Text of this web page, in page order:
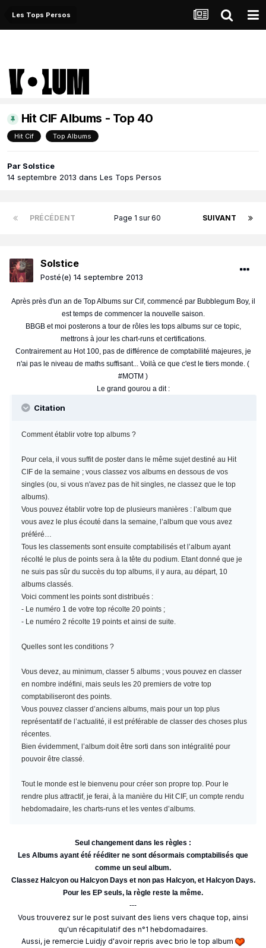
Les Tops Persos
Hit CIF Albums - Top 40
Hit Cif Top Albums
Par Solstice
14 septembre 2013 dans Les Tops Persos
PRÉCÉDENT SUIVANT
Page 1 sur 60
Solstice
Posté(e) 14 septembre 2013
Après près d'un an de Top Albums sur Cif, commencé par Bubblegum Boy, il
est temps de commencer la nouvelle saison.
BBGB et moi posterons a tour de rôles les tops albums sur ce topic,
mettrons à jour les chart-runs et certifications.
Contrairement au Hot 100, pas de différence de comptabilité majeures, je
n'ai pas le niveau de maths suffisant... Voilà ce que c'est le tiers monde. (
#MOTM )
Le grand gourou a dit :
Citation
Comment établir votre top albums ?
Pour cela, il vous suffit de poster dans le même sujet destiné au Hit
CIF de la semaine ; vous classez vos albums en dessous de vos
singles (ou, si vous n'avez pas de hit singles, ne classez que le top
albums).
Vous pouvez établir votre top de plusieurs manières : l’album que
vous avez le plus écouté dans la semaine, l’album que vous avez
préféré…
Tous les classements sont ensuite comptabilisés et l’album ayant
récolté le plus de points sera à la tête du podium. Etant donné que je
ne suis pas sûr du succès du top albums, il y aura, au départ, 10
albums classés.
Voici comment les points sont distribués :
- Le numéro 1 de votre top récolte 20 points ;
- Le numéro 2 récolte 19 points et ainsi de suite.
Quelles sont les conditions ?
Vous devez, au minimum, classer 5 albums ; vous pouvez en classer
en nombre indéfini, mais seuls les 20 premiers de votre top
comptabiliseront des points.
Vous pouvez classer d’anciens albums, mais pour un top plus
représentatif de l’actualité, il est préférable de classer des choses plus
récentes.
Bien évidemment, l’album doit être sorti dans son intégralité pour
pouvoir être classé.
Tout le monde est le bienvenu pour créer son propre top. Pour le
rendre plus attractif, je ferai, à la manière du Hit CIF, un compte rendu
hebdomadaire, les charts-runs et les ventes d’albums.
Seul changement dans les règles :
Les Albums ayant été rééditer ne sont désormais comptabilisés que
comme un seul album.
Classez Halcyon ou Halcyon Days et non pas Halcyon, et Halcyon Days.
Pour les EP seuls, la règle reste la même.
---
Vous trouverez sur le post suivant des liens vers chaque top, ainsi
qu'un récapitulatif des n°1 hebdomadaires.
Aussi, je remercie Luidjy d'avoir repris avec brio le top album